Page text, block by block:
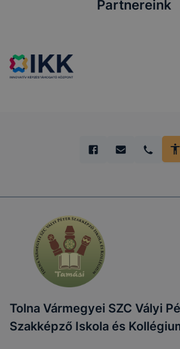
Partnereink
Tolna Vármegyei SZC Vályi
Szakképző Iskola és